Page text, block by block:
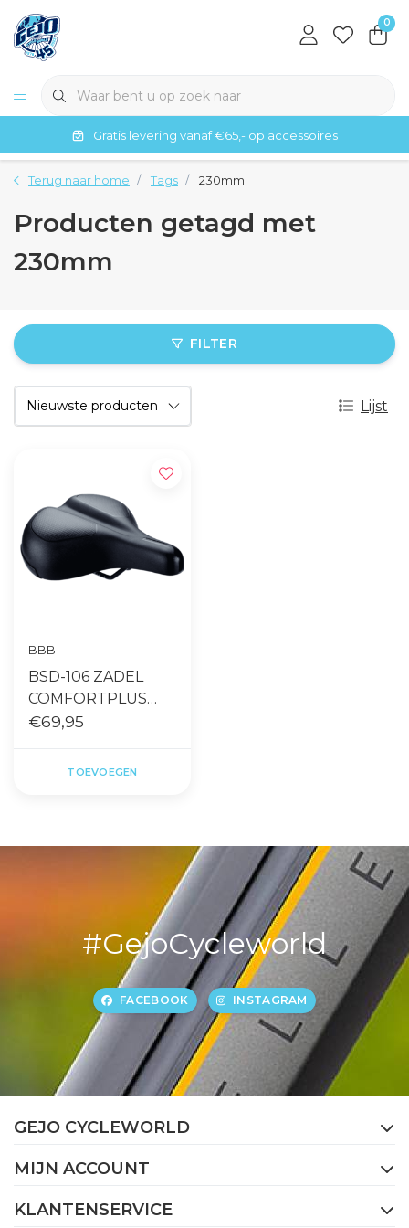
0
Gratis levering vanaf €65,- op accessoires
Terug naar home Tags 230mm
Producten getagd met
230mm
FILTER
Lijst
BBB
BSD-106 ZADEL
COMFORTPLUS
UPRIGHT 220MM
€69,95
TOEVOEGEN
#GejoCycleworld
FACEBOOK INSTAGRAM
GEJO CYCLEWORLD
MIJN ACCOUNT
KLANTENSERVICE